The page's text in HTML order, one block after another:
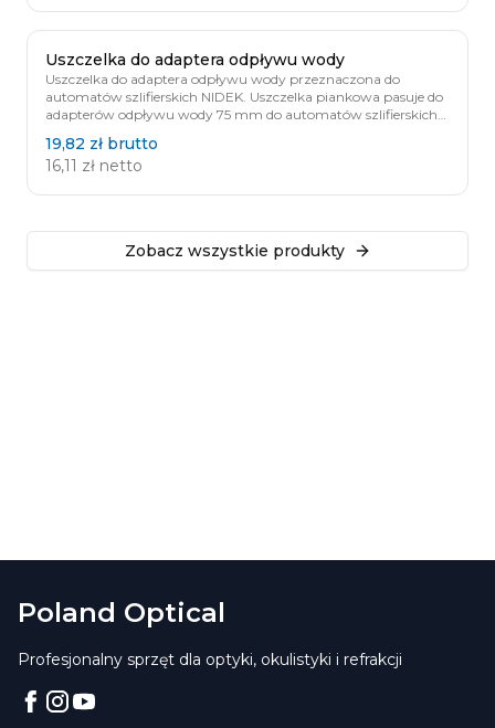
Uszczelka do adaptera odpływu wody
Uszczelka do adaptera odpływu wody przeznaczona do
automatów szlifierskich NIDEK. Uszczelka piankowa pasuje do
adapterów odpływu wody 75 mm do automatów szlifierskich
19,82 zł brutto
16,11 zł netto
Zobacz wszystkie produkty
Poland Optical
Profesjonalny sprzęt dla optyki, okulistyki i refrakcji
Facebook
Instagram
YouTube